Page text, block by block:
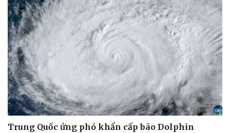
Trung Quốc ứng phó khẩn cấp bão Dolphin